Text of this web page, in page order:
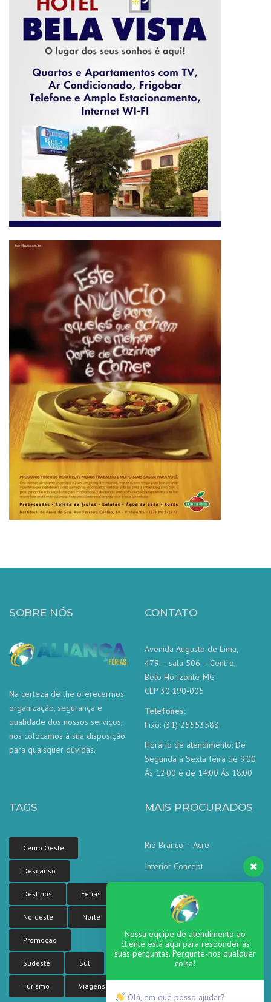
SOBRE NÓS
Na certeza de lhe oferecermos
organização, segurança e
qualidade dos nossos serviços,
nos colocamos à sua disposição
para quaisquer dúvidas.
CONTATO
Avenida Augusto de Lima,
479 – sala 506 – Centro,
Belo Horizonte-MG
CEP 30.190-005
Telefones:
Fixo: (31) 25553588
Horário de atendimento: De
Segunda a Sexta feira de 9:00
Ás 12:00 e de 14:00 Ás 18:00
TAGS
Cenro Oeste
Descanso
Destinos Férias
Nordeste Norte
Promoção
Sudeste Sul
Turismo Viagens
MAIS PROCURADOS
Rio Branco – Acre
Interior Concept
Corporate Tower
Sea side residence
Nossa equipe de atendimento ao
cliente está aqui para responder às
suas perguntas. Pergunte-nos qualquer
coisa!
Olá, em que posso ajudar?